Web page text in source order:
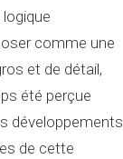
comme une
et de détail,
été perçue
développements
de cette